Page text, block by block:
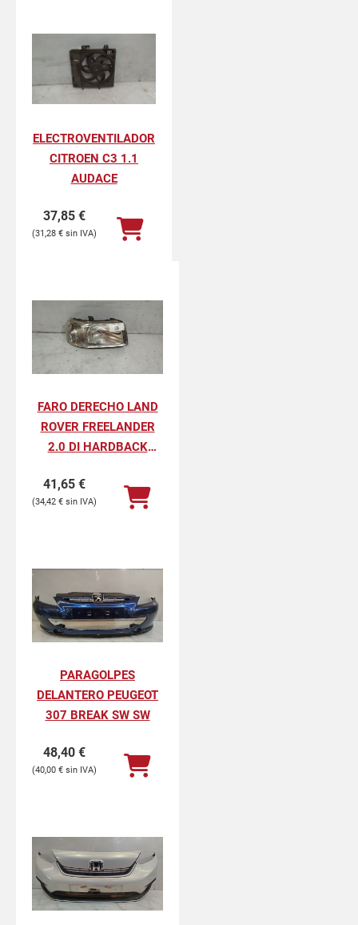
ELECTROVENTILADOR
CITROEN C3 1.1
AUDACE
37,85 €
31,28 €
FARO DERECHO LAND
ROVER FREELANDER
2.0 DI HARDBACK
41,65 €
34,42 €
PARAGOLPES
DELANTERO PEUGEOT
307 BREAK SW SW
48,40 €
40,00 €